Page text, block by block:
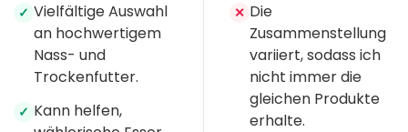
✓ Vielfältige Auswahl
an hochwertigem
Nass- und
Trockenfutter.
✓ Kann helfen,
✕ Die
Zusammenstellung
variiert, sodass ich
nicht immer die
gleichen Produkte
erhalte.